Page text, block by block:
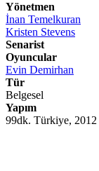
Yönetmen
İnan Temelkuran
Kristen Stevens
Senarist
Oyuncular
Evin Demirhan
Tür
Belgesel
Yapım
99dk. Türkiye, 2012